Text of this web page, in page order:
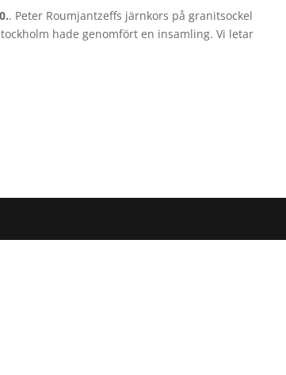
. Peter Roumjantzeffs järnkors på granitsockel
hade genomfört en insamling. Vi letar